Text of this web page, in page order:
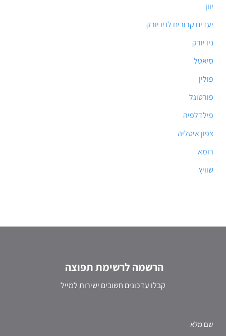
יוון
יעדים קרובים לניו יורק
ניו יורק
סיאטל
פולין
פורטוגל
פילדלפיה
צפון איטליה
רומא
שוויץ
הרשמה לרשימת תפוצה
קבלו עדכונים חשובים ישירות למייל
שם מלא